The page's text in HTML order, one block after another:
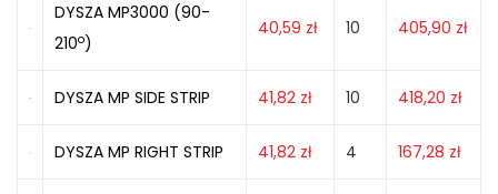
DYSZA MP3000 (90-
210o)
40,59 zł 10 405,90 zł
DYSZA MP SIDE STRIP 41,82 zł 10 418,20 zł
DYSZA MP RIGHT STRIP 41,82 zł 4 167,28 zł